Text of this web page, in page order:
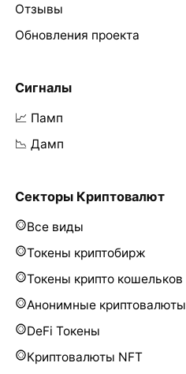
Отзывы
Обновления проекта
Сигналы
📈 Памп
📉 Дамп
Секторы Криптовалют
Все виды
Токены криптобирж
Токены крипто кошельков
Анонимные криптовалюты
DeFi Токены
Криптовалюты NFT